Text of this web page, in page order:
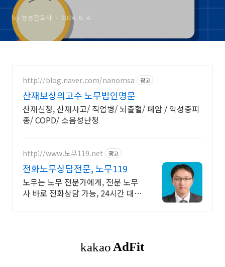
by 뇽뇽간호사 2024. 6. 4.
http://blog.naver.com/nanomsa 광고
산재보상의고수 노무법인명문
산재신청, 산재사고/ 직업병/ 뇌출혈/ 폐암 / 악성중피
종/ COPD/ 소음성난청
http://www.노무119.net 광고
전화노무상담전문, 노무119
노무는 노무 전문가에게, 전문 노무
사 바로 전화상담 가능, 24시간 대기